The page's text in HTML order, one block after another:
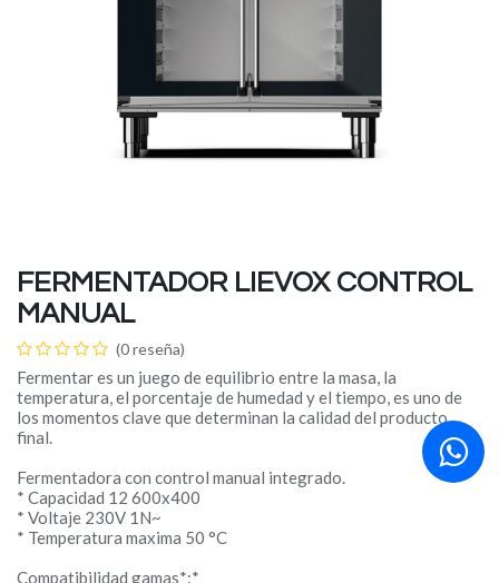
FERMENTADOR LIEVOX CONTROL
MANUAL
(0 reseña)
Fermentar es un juego de equilibrio entre la masa, la
temperatura, el porcentaje de humedad y el tiempo, es uno de
los momentos clave que determinan la calidad del producto
final.
Fermentadora con control manual integrado.
* Capacidad 12 600x400
* Voltaje 230V 1N~
* Temperatura maxima 50 °C
Compatibilidad gamas*:*